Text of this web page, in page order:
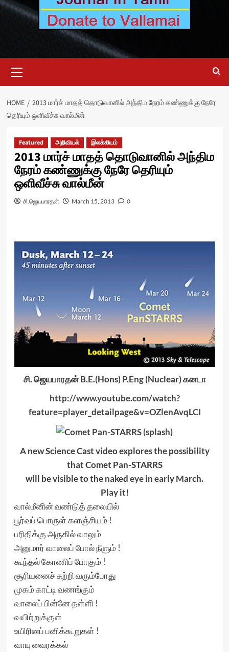
Menu
HOME
2013 மார்ச் மாதத் தொடுவானில் அந்திம நேரம் கண்ணுக்கு நேரே
தெரியும் ஒளிவீச்சு வால்மீன்
Featured அறிவியல் இலக்கியம்
2013 மார்ச் மாதத் தொடுவானில் அந்திம
நேரம் கண்ணுக்கு நேரே தெரியும்
ஒளிவீச்சு வால்மீன்
சி.ஜெயபாரதன் March 15, 2013 0
சி. ஜெயபாரதன் B.E.(Hons) P.Eng (Nuclear) கனடா
http://www.youtube.com/watch?
feature=player_detailpage&v=OZlenAvqLCI
A new Science Cast video explores the possibility
that Comet Pan-STARRS
will be visible to the naked eye in early March.
Play it!
வால்மீனின் வண்டுத் தலையில்
பூர்வப் பொருள் களஞ்சியம் !
பரிதிக்கு அருகில் வாலும்
அனுமார் வாலைப் போல் நீளும் !
கூந்தல் கோணிப் போகும் !
சூரியனைச் சுற்றி வரும்போது
முகம் காட்டி வணங்கும்
வாலைப் பின்னே தள்ளி !
வயிற்றுக்குள்
உயிரினப் பனிக்கூறுகள் !
வாயு வைரக்கல்